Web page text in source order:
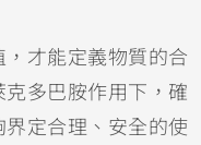
才能定義物質的合
多巴胺作用下，確
定合理、安全的使